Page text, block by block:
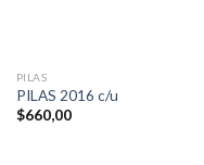
PILAS
PILAS 2016 c/u
$660,00